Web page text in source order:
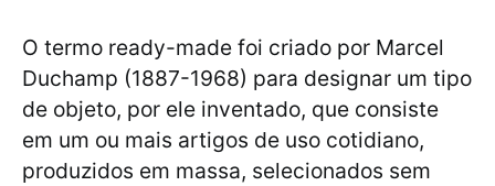
O termo ready-made foi criado por Marcel
Duchamp (1887-1968) para designar um tipo
de objeto, por ele inventado, que consiste
em um ou mais artigos de uso cotidiano,
produzidos em massa, selecionados sem